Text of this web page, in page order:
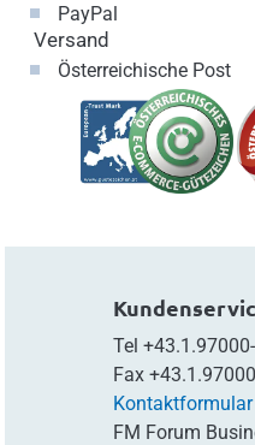
PayPal
Versand
Österreichische Post
Tel
Fax
Kontaktformular
FM Forum